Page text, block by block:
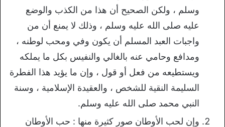
وسلم ، ولكن الصحيح أن هذا من الكذب والوضع
عليه صلى الله عليه وسلم ، وذلك لا يمنع أن من
واجبات العبد المسلم أن يكون وفي ومحب لوطنه ،
ومدافع وحامي عنه بالغالي والنفيس بكل ما يملكه
ويستطيعه من فعل أو قول ، وإن ما يؤيد هذا الفطرة
السليمة النقية للشخص ، والعقيدة الإسلامية ، وسنة
النبي محمد صلى الله عليه وسلم.
وإن لحب الأوطان صور كثيرة منها : حب الأوطان